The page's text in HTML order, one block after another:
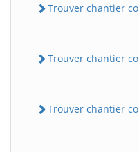
Trouver chantier
Trouver chantier
Trouver chantier